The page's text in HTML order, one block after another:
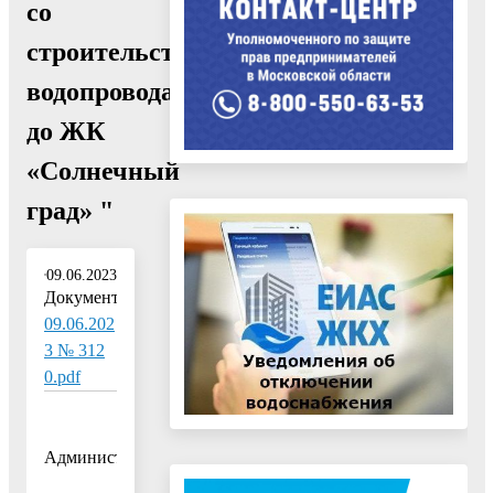
со
строительством
водопровода
до ЖК
«Солнечный
град» "
09.06.2023
Документ:
09.06.202
3 № 312
0.pdf
Администрация